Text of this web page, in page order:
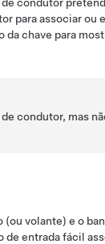
para associar ou
chave para
condutor, mas
(ou volante) e o
entrada fácil